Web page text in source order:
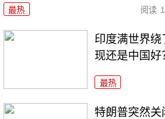
最热 阅读
印度满世界
现还是中国好
最热
特朗普突然